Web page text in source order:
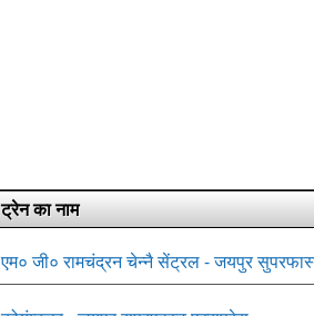
ट्रेन का नाम
एम० जी० रामचंद्रन चेन्नै सेंट्रल - जयपुर